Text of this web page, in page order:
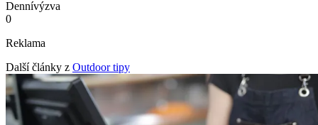
Dennívýzva
0
Reklama
Další články z Outdoor tipy